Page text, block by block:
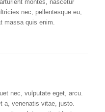
montes, nascetur
nec, pellentesque eu,
massa quis enim.
nec, vulputate eget, arcu.
a, venenatis vitae, justo.